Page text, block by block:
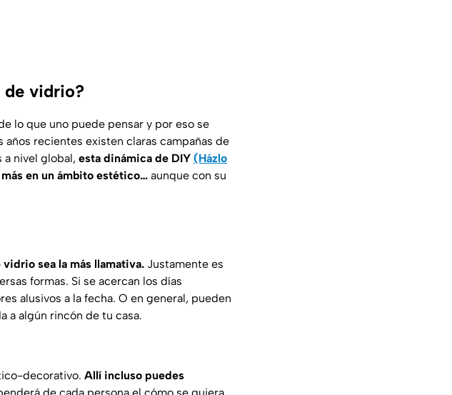
de vidrio?
lo que uno puede pensar y por eso se
años recientes existen claras campañas de
nivel global, esta dinámica de DIY (Házlo
en un ámbito estético… aunque con su
sea la más llamativa. Justamente es
formas. Si se acercan los días
alusivos a la fecha. O en general, pueden
a algún rincón de tu casa.
decorativo. Allí incluso puedes